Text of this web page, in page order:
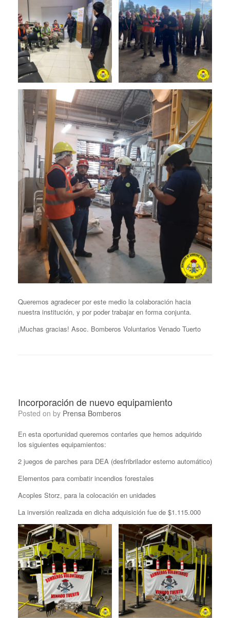
Queremos agradecer por este medio la colaboración hacia
nuestra institución, y por poder trabajar en forma conjunta.
¡Muchas gracias! Asoc. Bomberos Voluntarios Venado Tuerto
Incorporación de nuevo equipamiento
Posted on by Prensa Bomberos
En esta oportunidad queremos contarles que hemos adquirido
los siguientes equipamientos:
2 juegos de parches para DEA (desfribrilador esterno automático)
Elementos para combatir incendios forestales
Acoples Storz, para la colocación en unidades
La inversión realizada en dicha adquisición fue de $1.115.000